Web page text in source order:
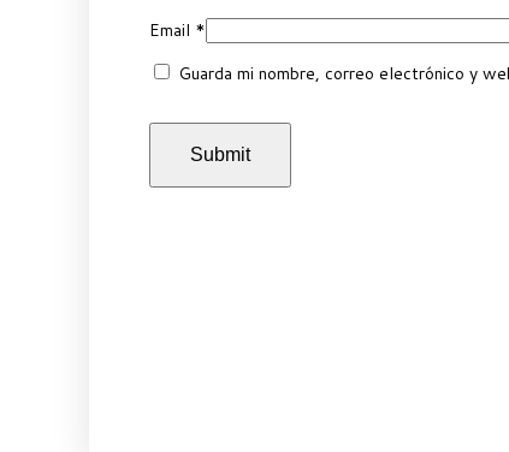
Email *
Guarda mi nombre, correo electrónico y